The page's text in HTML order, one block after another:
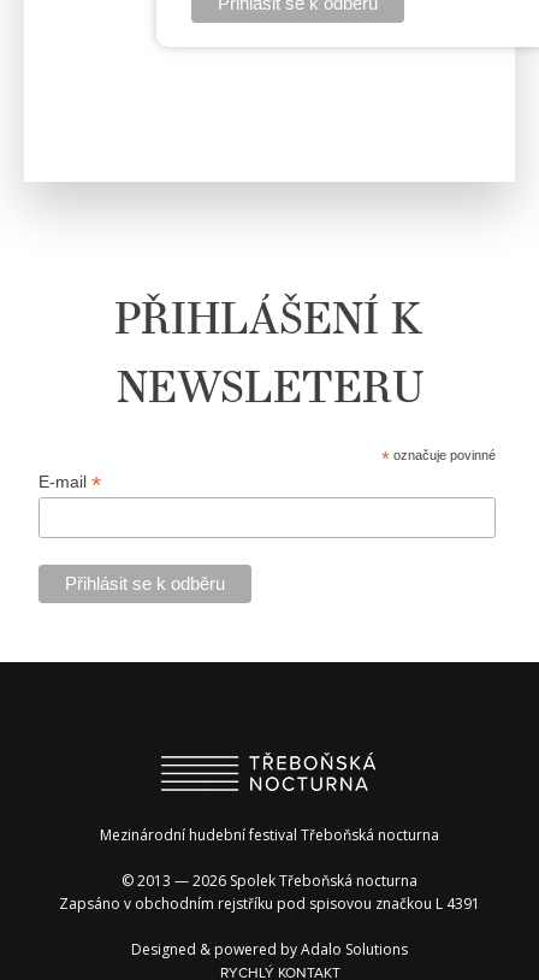
PŘIHLÁŠENÍ K
NEWSLETERU
* označuje povinné
E-mail*
Mezinárodní hudební festival Třeboňská nocturna
© 2013 — 2026 Spolek Třeboňská nocturna
Zapsáno v obchodním rejstříku pod spisovou značkou L 4391
Designed & powered byAdalo Solutions
RYCHLÝ KONTAKT